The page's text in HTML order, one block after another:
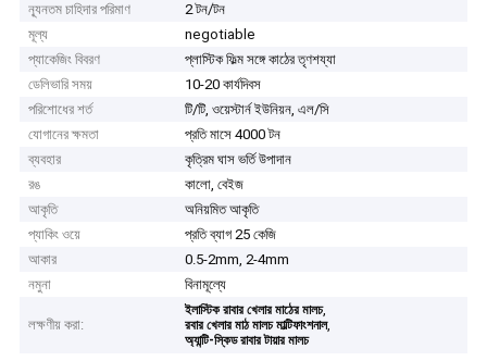
ন্যূনতম চাহিদার পরিমাণ
2 টন/টন
মূল্য
negotiable
প্যাকেজিং বিবরণ
প্লাস্টিক ফিল্ম সঙ্গে কাঠের তৃণশয্যা
ডেলিভারি সময়
10-20 কার্যদিবস
পরিশোধের শর্ত
টি/টি, ওয়েস্টার্ন ইউনিয়ন, এল/সি
যোগানের ক্ষমতা
প্রতি মাসে 4000 টন
ব্যবহার
কৃত্রিম ঘাস ভর্তি উপাদান
রঙ
কালো, বেইজ
আকৃতি
অনিয়মিত আকৃতি
প্যাকিং ওয়ে
প্রতি ব্যাগ 25 কেজি
আকার
0.5-2mm, 2-4mm
নমুনা
বিনামূল্যে
লক্ষণীয় করা:
ইলাস্টিক রাবার খেলার মাঠের মালচ,
রবার খেলার মাঠ মালচ মাল্টিফাংশনাল,
অ্যান্টি-স্কিড রাবার টায়ার মালচ